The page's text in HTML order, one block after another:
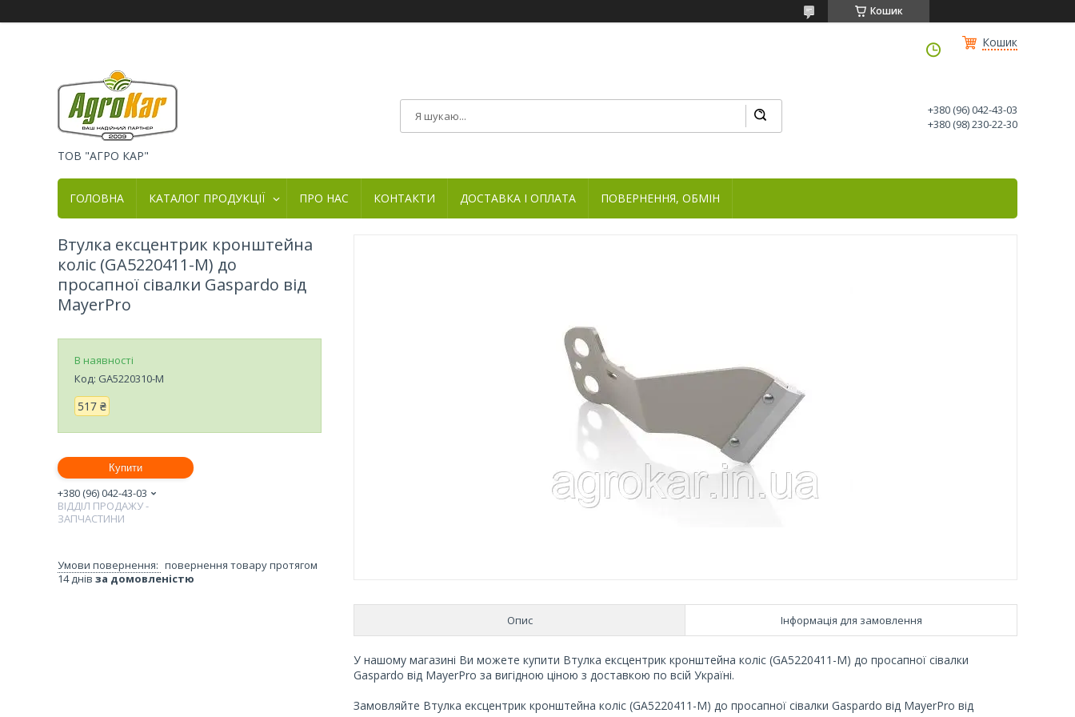
Кошик
Кошик
ТОВ "АГРО КАР"
+380 (96) 042-43-03
+380 (98) 230-22-30
ГОЛОВНА КАТАЛОГ ПРОДУКЦІЇ ПРО НАС КОНТАКТИ ДОСТАВКА І ОПЛАТА ПОВЕРНЕННЯ, ОБМІН
Опис Інформація для замовлення
У нашому магазині Ви можете купити Втулка ексцентрик кронштейна коліс (GA5220411-M) до просапної сівалки
Gaspardo від MayerPro за вигідною ціною з доставкою по всій Україні.
Замовляйте Втулка ексцентрик кронштейна коліс (GA5220411-M) до просапної сівалки Gaspardo від MayerPro від
Втулка ексцентрик кронштейна
коліс (GA5220411-M) до
просапної сівалки Gaspardo від
MayerPro
В наявності
Код: GA5220310-M
517 ₴
Купити
+380 (96) 042-43-03
ВІДДІЛ ПРОДАЖУ -
ЗАПЧАСТИНИ
повернення товару протягом
14 днів за домовленістю